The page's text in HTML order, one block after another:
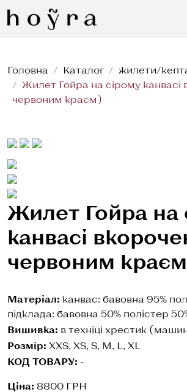
Головна Каталог
жилети/
Жилет Гойра на сірому канвасі
червоним краєм)
Жилет Гойра на
канвасі
червоним
Матеріал: канвас: бавовна 95%
підклада: бавовна 50% полістер
Вишивка: в техніці хрестик
Розмір: XXS, XS, S, M, L, XL
КОД ТОВАРУ: -
Ціна: 8800 ГРН